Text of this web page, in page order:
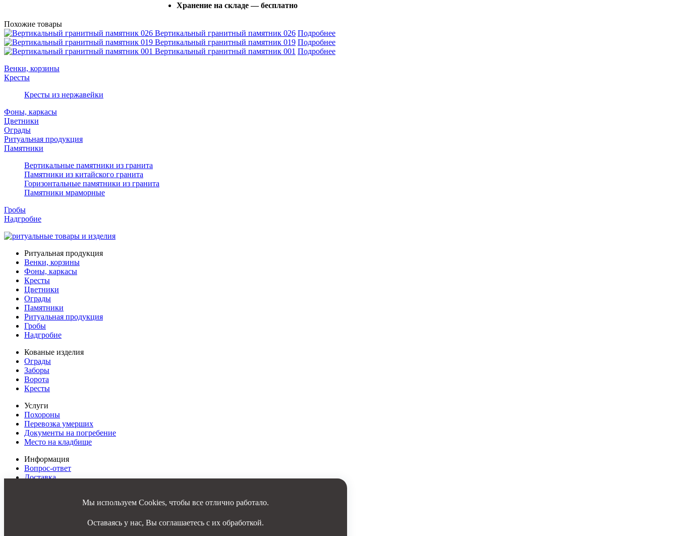
Хранение на складе — бесплатно
Похожие товары
Вертикальный гранитный памятник 026 Подробнее
Вертикальный гранитный памятник 019 Подробнее
Вертикальный гранитный памятник 001 Подробнее
Венки, корзины
Кресты
Кресты из нержавейки
Фоны, каркасы
Цветники
Ограды
Ритуальная продукция
Памятники
Вертикальные памятники из гранита
Памятники из китайского гранита
Горизонтальные памятники из гранита
Памятники мраморные
Гробы
Надгробие
Ритуальная продукция
Венки, корзины
Фоны, каркасы
Кресты
Цветники
Ограды
Памятники
Ритуальная продукция
Гробы
Надгробие
Кованые изделия
Ограды
Заборы
Ворота
Кресты
Услуги
Похороны
Перевозка умерших
Документы на погребение
Место на кладбище
Информация
Вопрос-ответ
Доставка
Мы используем Cookies, чтобы все отлично работало.
Оставаясь у нас, Вы соглашаетесь с их обработкой.